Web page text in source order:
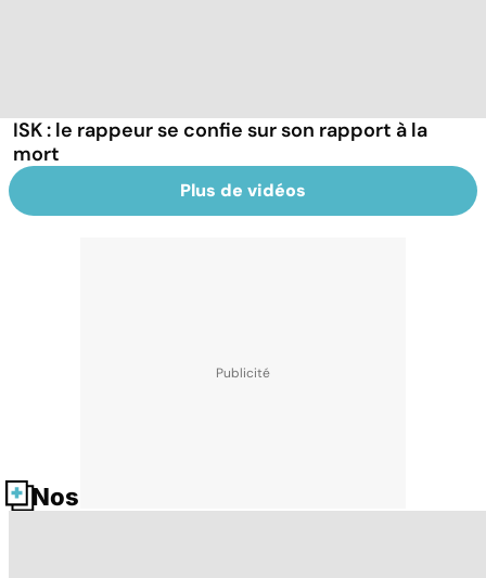
ISK : le rappeur se confie sur son rapport à la
mort
Plus de vidéos
Nos fiches santé